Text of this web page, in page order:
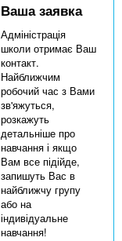
Ваша заявка
Адміністрація
школи отримає Ваш
контакт.
Найближчим
робочий час з Вами
зв'яжуться,
розкажуть
детальніше про
навчання і якщо
Вам все підійде,
запишуть Вас в
найближчу групу
або на
індивідуальне
навчання!